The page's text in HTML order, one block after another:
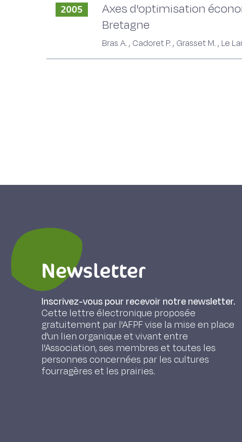
2005
Axes d'optimisation
Bretagne
Bras A. , Cadoret P. , Grasset M. , Le
Newsletter
Inscrivez-vous pour recevoir notre newsletter.
Cette lettre électronique proposée
gratuitement par l'AFPF vise la mise en place
d'un lien organique et vivant entre
l'Association, ses membres et toutes les
personnes concernées par les cultures
fourragères et les prairies.